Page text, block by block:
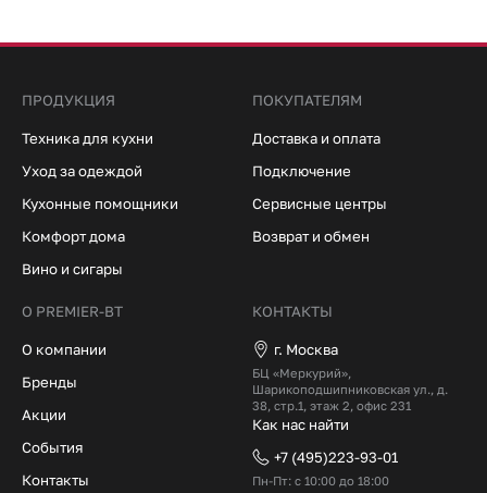
ПРОДУКЦИЯ
Техника для кухни
Уход за одеждой
Кухонные помощники
Комфорт дома
Вино и сигары
ПОКУПАТЕЛЯМ
Доставка и оплата
Подключение
Сервисные центры
Возврат и обмен
О PREMIER-BT
О компании
Бренды
Акции
События
Контакты
КОНТАКТЫ
г. Москва
БЦ «Меркурий»,
Шарикоподшипниковская ул., д.
38, стр.1, этаж 2, офис 231
Как нас найти
+7 (495)223-93-01
Пн-Пт: с 10:00 до 18:00